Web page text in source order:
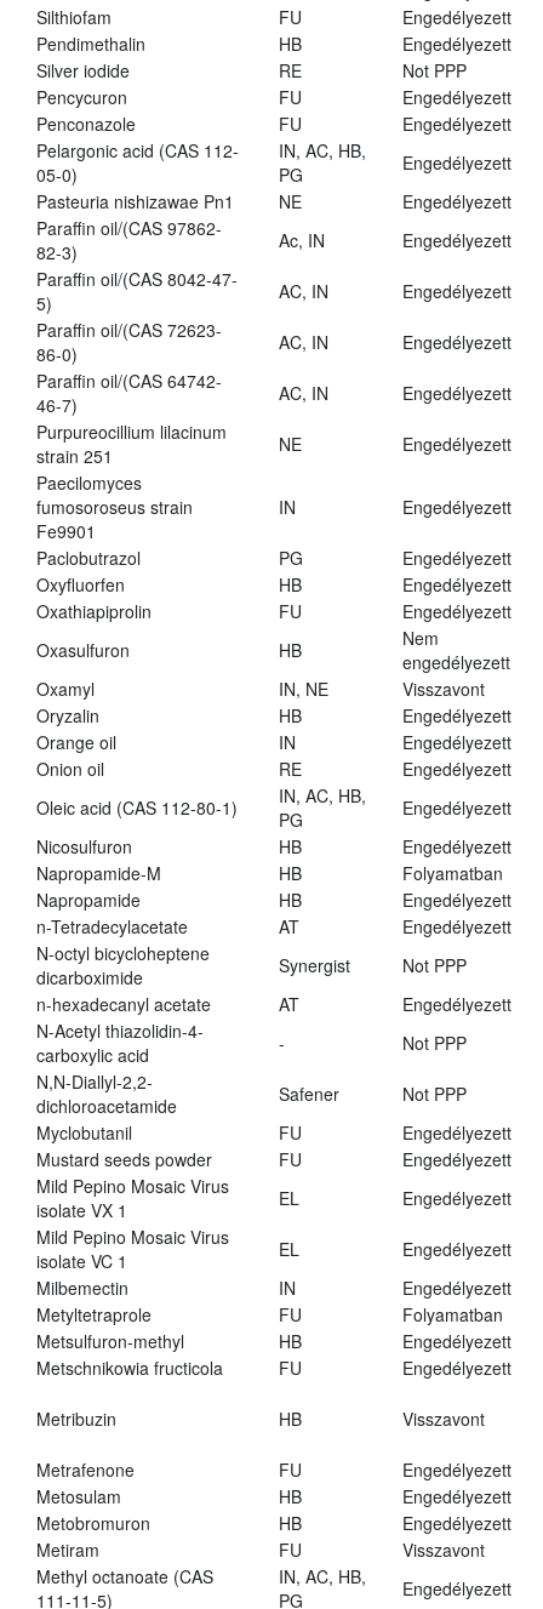
Silthiofam
FU
Engedélyezett
Pendimethalin
HB
Engedélyezett
Silver iodide
RE
Not PPP
Pencycuron
FU
Engedélyezett
Penconazole
FU
Engedélyezett
Pelargonic acid (CAS 112-
05-0)
IN, AC, HB,
PG
Engedélyezett
Pasteuria nishizawae Pn1
NE
Engedélyezett
Paraffin oil/(CAS 97862-
82-3)
Ac, IN
Engedélyezett
Paraffin oil/(CAS 8042-47-
5)
AC, IN
Engedélyezett
Paraffin oil/(CAS 72623-
86-0)
AC, IN
Engedélyezett
Paraffin oil/(CAS 64742-
46-7)
AC, IN
Engedélyezett
Purpureocillium lilacinum
strain 251
NE
Engedélyezett
Paecilomyces
fumosoroseus strain
Fe9901
IN Engedélyezett
Paclobutrazol PG
Engedélyezett
Oxyfluorfen
HB
Engedélyezett
Oxathiapiprolin
FU
Engedélyezett
Oxasulfuron
HB
Nem
engedélyezett
Oxamyl
IN, NE
Visszavont
Oryzalin
HB
Engedélyezett
Orange oil
IN
Engedélyezett
Onion oil
RE
Engedélyezett
Oleic acid (CAS 112-80-1)
IN, AC, HB,
PG
Engedélyezett
Nicosulfuron
HB
Engedélyezett
Napropamide-M
HB
Folyamatban
Napropamide
HB
Engedélyezett
n-Tetradecylacetate
AT
Engedélyezett
N-octyl bicycloheptene
dicarboximide
Synergist
Not PPP
n-hexadecanyl acetate
AT
Engedélyezett
N-Acetyl thiazolidin-4-
carboxylic acid
-
Not PPP
N,N-Diallyl-2,2-
dichloroacetamide
Safener
Not PPP
Myclobutanil
FU
Engedélyezett
Mustard seeds powder
FU
Engedélyezett
Mild Pepino Mosaic Virus
isolate VX 1
EL
Engedélyezett
Mild Pepino Mosaic Virus
isolate VC 1
EL
Engedélyezett
Milbemectin
IN
Engedélyezett
Metyltetraprole
FU
Folyamatban
Metsulfuron-methyl
HB
Engedélyezett
Metschnikowia fructicola
FU Engedélyezett
Metribuzin HB Visszavont
Metrafenone FU
Engedélyezett
Metosulam
HB
Engedélyezett
Metobromuron
HB
Engedélyezett
Metiram
FU
Visszavont
Methyl octanoate (CAS
111-11-5)
IN, AC, HB,
PG
Engedélyezett